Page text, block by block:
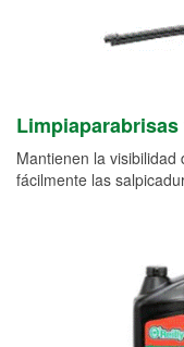
Limpiaparabrisas
Mantienen la
fácilmente las